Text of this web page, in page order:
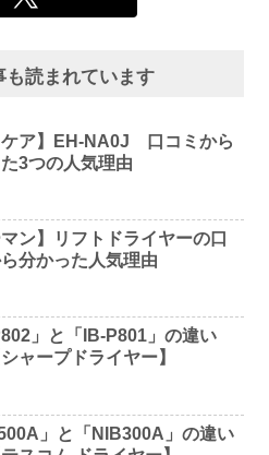
も読まれています
ケア】EH-NA0J 口コミから
3つの人気理由
マン】リフトドライヤーの口
分かった人気理由
」と「IB-P801」の違い
ャープドライヤー】
」と「NIB300A」の違い